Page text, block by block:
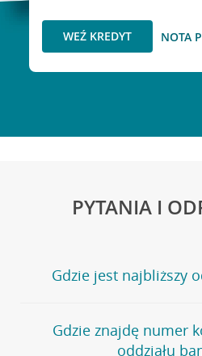
WEŹ KREDYT NOTA
PYTANIA I
Gdzie jest najbliższy
Jeśli szukasz oddziału naszego
stronęPlacówki i bankomaty, na
Gdzie znajdę numer
oddziału